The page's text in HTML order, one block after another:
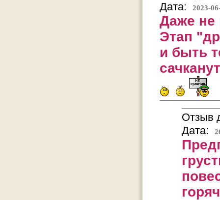
Дата:
2023-
Даже не
Этап
и быть
Отзыв
Дата: